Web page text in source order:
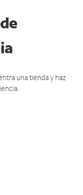
una tienda y haz